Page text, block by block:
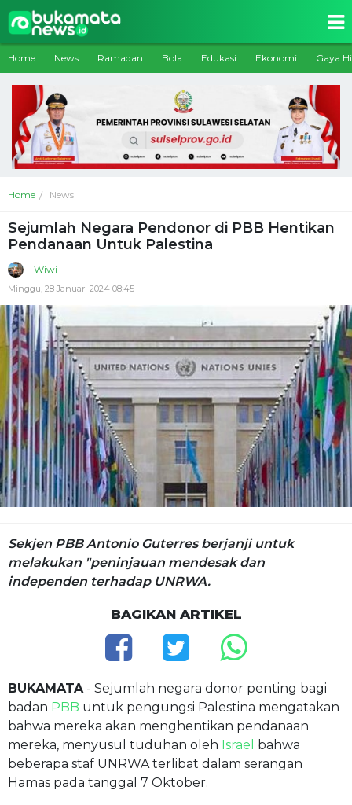
Home News Ramadan Bola Edukasi Ekonomi Gaya
Home News
Sejumlah Negara Pendonor di PBB Hentikan
Pendanaan Untuk Palestina
Wiwi
Minggu, 28 Januari 2024 08:45
Sekjen PBB Antonio Guterres berjanji untuk
melakukan "peninjauan mendesak dan
independen terhadap UNRWA.
BAGIKAN ARTIKEL
BUKAMATA - Sejumlah negara donor penting bagi
badan PBB untuk pengungsi Palestina mengatakan
bahwa mereka akan menghentikan pendanaan
mereka, menyusul tuduhan oleh Israel bahwa
beberapa staf UNRWA terlibat dalam serangan
Hamas pada tanggal 7 Oktober.